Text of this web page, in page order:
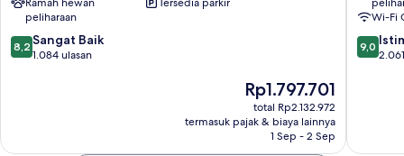
Markers
Acres
peliharaan
8.2
dari
8,2 Sangat Baik
1.084 ulasan
Harga
sekarang
Rp1.797.701
Rp1.797.701
total Rp2.132.972
termasuk pajak & biaya lainnya
1 Sep - 2 Sep
Utara
Wi-Fi
9.0
dari
9,0